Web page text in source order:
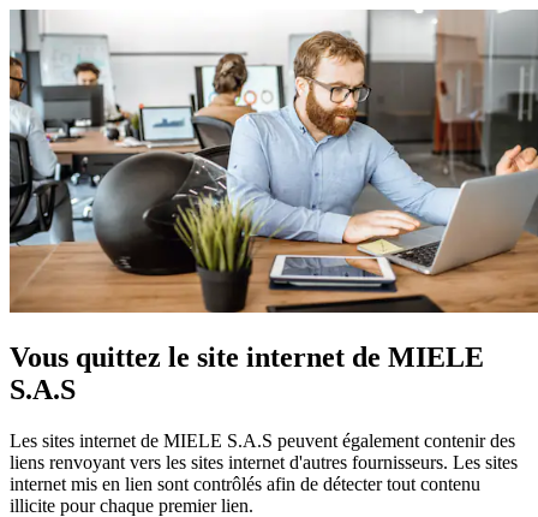
Vous quittez le site internet de MIELE
S.A.S
Les sites internet de MIELE S.A.S peuvent également contenir des
liens renvoyant vers les sites internet d'autres fournisseurs. Les sites
internet mis en lien sont contrôlés afin de détecter tout contenu
illicite pour chaque premier lien.